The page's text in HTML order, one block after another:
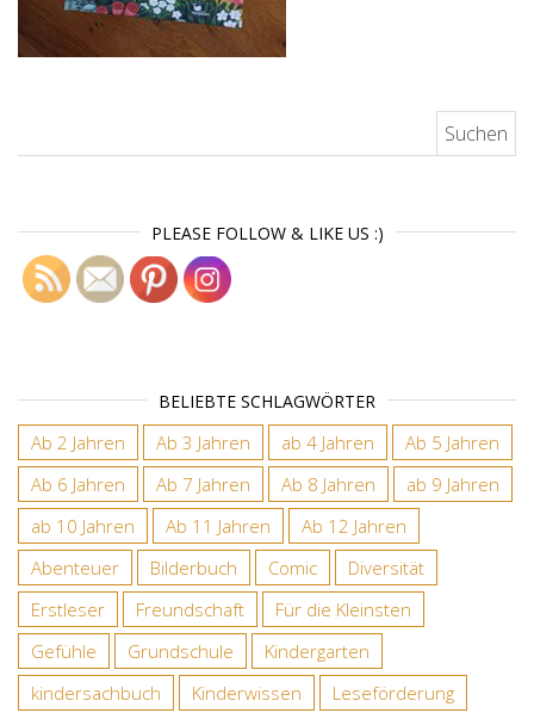
PLEASE FOLLOW & LIKE US :)
BELIEBTE SCHLAGWÖRTER
Ab 2 Jahren Ab 3 Jahren ab 4 Jahren
Ab 5 Jahren
Ab 6 Jahren
Ab 7 Jahren Ab 8 Jahren
ab 9 Jahren
ab 10 Jahren
Ab 11 Jahren
Ab 12 Jahren
Abenteuer
Bilderbuch Comic
Diversität
Erstleser
Freundschaft
Für die Kleinsten
Gefühle
Grundschule
Kindergarten
kindersachbuch
Kinderwissen
Leseförderung